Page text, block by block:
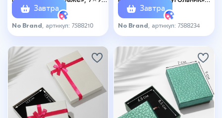
(размер полезной части
6,5×8,5 см), цвет МИКС
Завтра
No Brand , артикул: 7588210
4,5×7, вставка белая
Завтра
No Brand , артикул: 7588234